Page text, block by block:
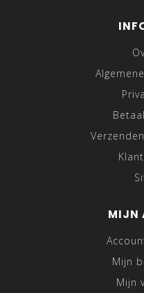
MIJN
Mijn
Mijn